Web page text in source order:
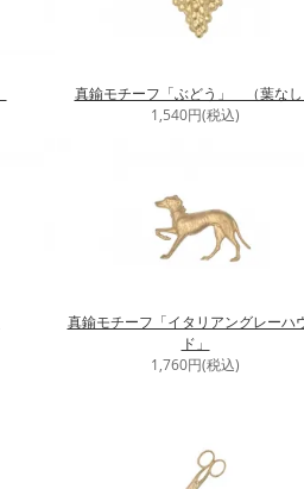
真鍮モチーフ「ぶどう」 （葉な
1,540円(税込)
真鍮モチーフ「イタリアングレーハ
ド」
1,760円(税込)